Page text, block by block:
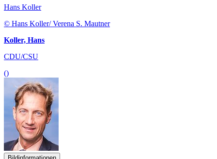
Hans Koller
© Hans Koller/ Verena S. Mautner
Koller, Hans
CDU/CSU
()